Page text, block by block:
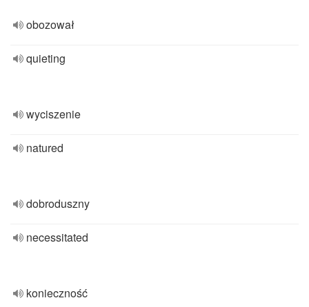
obozował
quieting
wyciszenie
natured
dobroduszny
necessitated
konieczność